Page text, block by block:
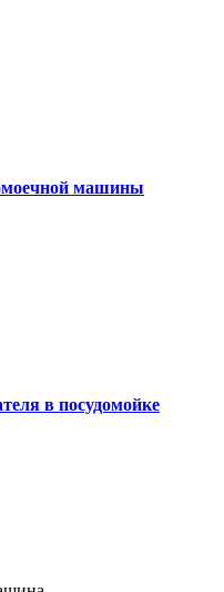
машины
в посудомойке